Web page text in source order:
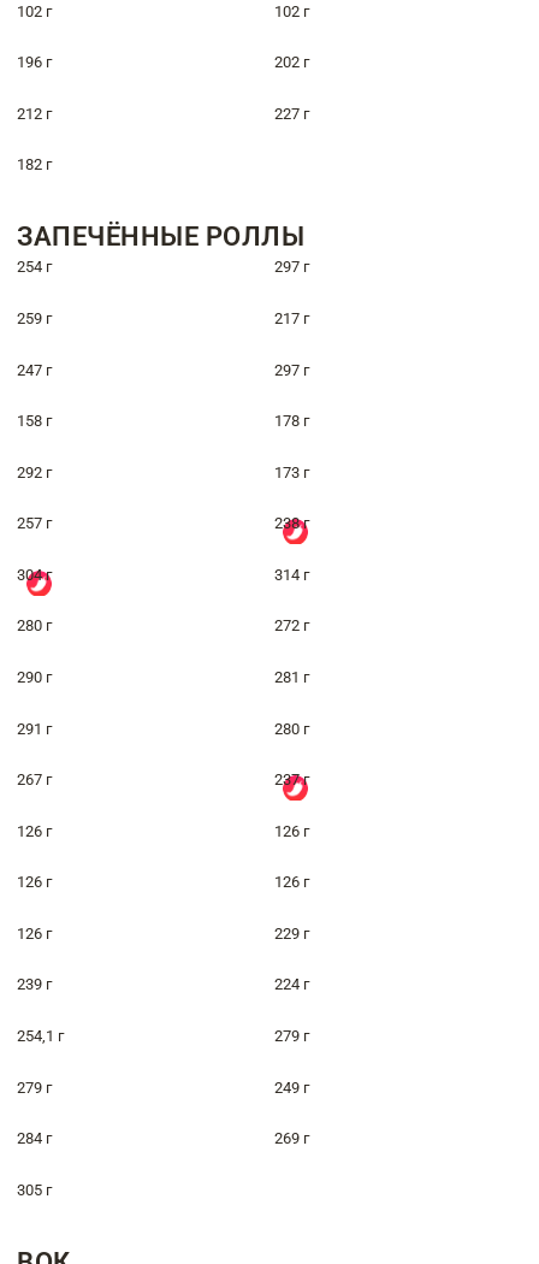
102 г 102 г
196 г 202 г
212 г 227 г
182 г
ЗАПЕЧЁННЫЕ РОЛЛЫ
254 г 297 г
259 г 217 г
247 г 297 г
158 г 178 г
292 г 173 г
257 г 238 г
304 г 314 г
280 г 272 г
290 г 281 г
291 г 280 г
267 г 237 г
126 г 126 г
126 г 126 г
126 г 229 г
239 г 224 г
254,1 г 279 г
279 г 249 г
284 г 269 г
305 г